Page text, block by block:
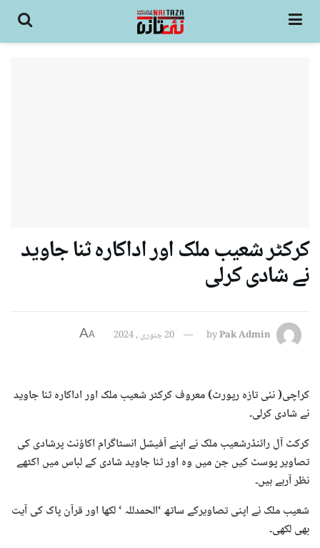
کرکٹر شعیب ملک اور اداکارہ ثنا جاوید
نے شادی کرلی
byPak Admin 20 جنوری , 2024 A
A
کراچی( نئی تازہ رپورٹ) معروف کرکٹر شعیب ملک اور اداکارہ ثنا جاوید
نے شادی کرلی۔
کرکٹ آل رائنڈرشعیب ملک نے اپنے آفیشل انسٹاگرام اکاؤنٹ پرشادی کی
تصاویر پوسٹ کیں جن میں وہ اور ثنا جاوید شادی کے لباس میں اکٹھے
نظر آرہے ہیں۔
شعیب ملک نے اپنی تصاویرکے ساتھ ‘الحمدللہ ‘ لکھا اور قرآن پاک کی آیت
بھی لکھی۔